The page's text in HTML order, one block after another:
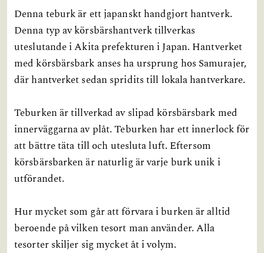
Denna teburk är ett japanskt handgjort hantverk.
Denna typ av körsbärshantverk tillverkas
uteslutande i Akita prefekturen i Japan. Hantverket
med körsbärsbark anses ha ursprung hos Samurajer,
där hantverket sedan spridits till lokala hantverkare.
Teburken är tillverkad av slipad körsbärsbark med
innerväggarna av plåt. Teburken har ett innerlock för
att bättre täta till och utesluta luft. Eftersom
körsbärsbarken är naturlig är varje burk unik i
utförandet.
Hur mycket som går att förvara i burken är alltid
beroende på vilken tesort man använder. Alla
tesorter skiljer sig mycket åt i volym.